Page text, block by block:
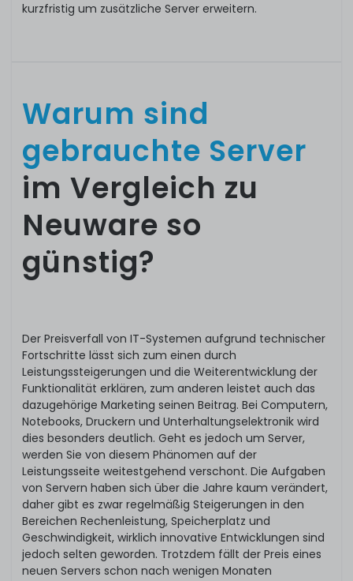
kurzfristig um zusätzliche Server erweitern.
Warum sind
gebrauchte Server
im Vergleich zu
Neuware so
günstig?
Der Preisverfall von IT-Systemen aufgrund technischer
Fortschritte lässt sich zum einen durch
Leistungssteigerungen und die Weiterentwicklung der
Funktionalität erklären, zum anderen leistet auch das
dazugehörige Marketing seinen Beitrag. Bei Computern,
Notebooks, Druckern und Unterhaltungselektronik wird
dies besonders deutlich. Geht es jedoch um Server,
werden Sie von diesem Phänomen auf der
Leistungsseite weitestgehend verschont. Die Aufgaben
von Servern haben sich über die Jahre kaum verändert,
daher gibt es zwar regelmäßig Steigerungen in den
Bereichen Rechenleistung, Speicherplatz und
Geschwindigkeit, wirklich innovative Entwicklungen sind
jedoch selten geworden. Trotzdem fällt der Preis eines
neuen Servers schon nach wenigen Monaten